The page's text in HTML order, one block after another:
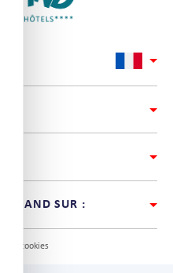
SUR :
des cookies